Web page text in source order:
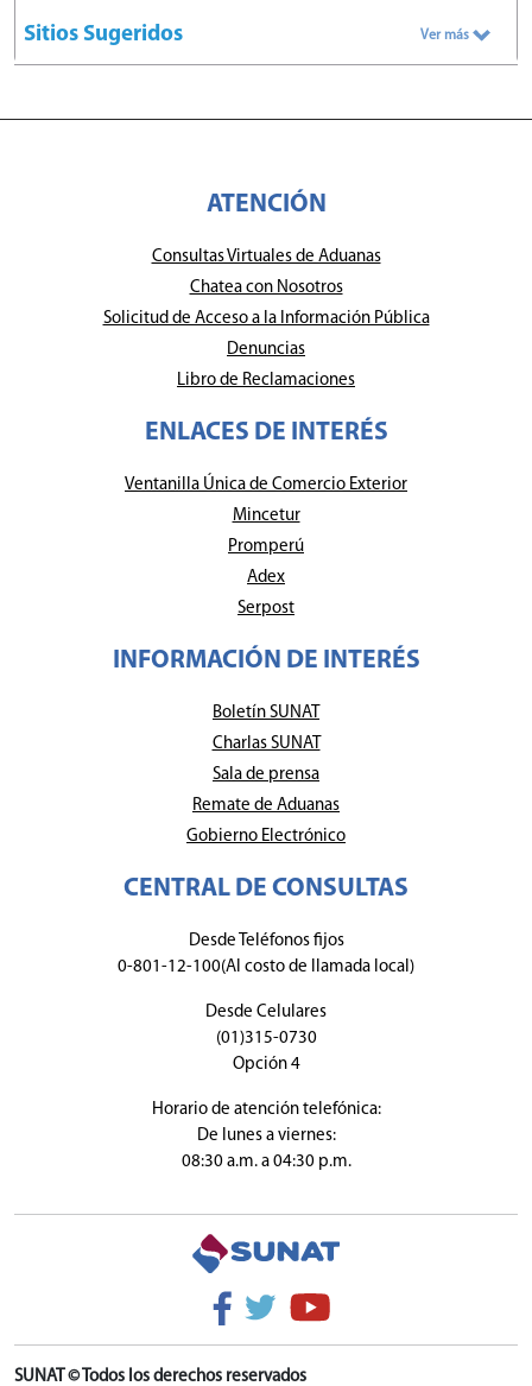
Sitios Sugeridos Ver más
ATENCIÓN
Consultas Virtuales de Aduanas
Chatea con Nosotros
Solicitud de Acceso a la Información Pública
Denuncias
Libro de Reclamaciones
ENLACES DE INTERÉS
Ventanilla Única de Comercio Exterior
Mincetur
Promperú
Adex
Serpost
INFORMACIÓN DE INTERÉS
Boletín SUNAT
Charlas SUNAT
Sala de prensa
Remate de Aduanas
Gobierno Electrónico
CENTRAL DE CONSULTAS
Desde Teléfonos fijos
0-801-12-100(Al costo de llamada local)
Desde Celulares
(01)315-0730
Opción 4
Horario de atención telefónica:
De lunes a viernes:
08:30 a.m. a 04:30 p.m.
SUNAT © Todos los derechos reservados